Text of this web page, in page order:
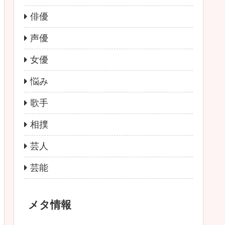
俳優
声優
女優
悩み
歌手
相撲
芸人
芸能
メタ情報